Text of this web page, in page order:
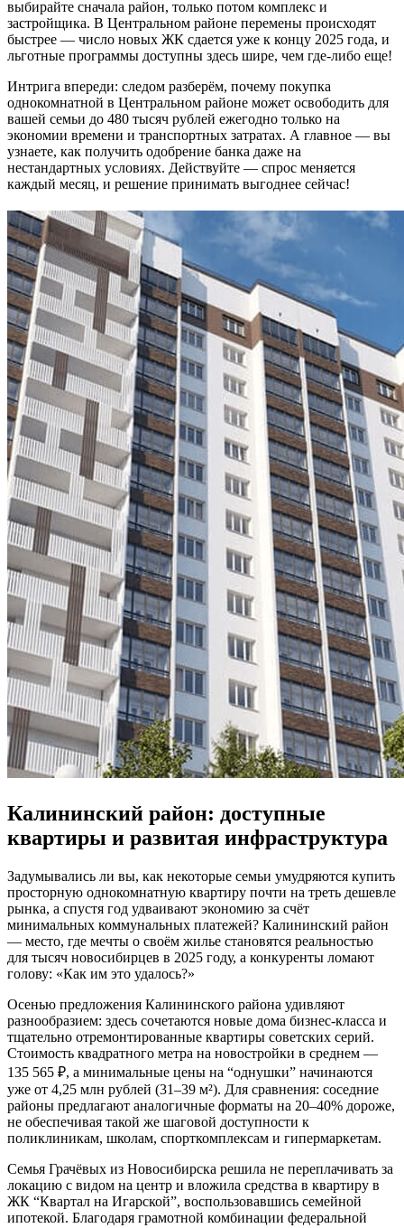
выбирайте сначала район, только потом комплекс и
застройщика. В Центральном районе перемены происходят
быстрее — число новых ЖК сдается уже к концу 2025 года, и
льготные программы доступны здесь шире, чем где-либо еще!
Интрига впереди: следом разберём, почему покупка
однокомнатной в Центральном районе может освободить для
вашей семьи до 480 тысяч рублей ежегодно только на
экономии времени и транспортных затратах. А главное — вы
узнаете, как получить одобрение банка даже на
нестандартных условиях. Действуйте — спрос меняется
каждый месяц, и решение принимать выгоднее сейчас!
Калининский район: доступные
квартиры и развитая инфраструктура
Задумывались ли вы, как некоторые семьи умудряются купить
просторную однокомнатную квартиру почти на треть дешевле
рынка, а спустя год удваивают экономию за счёт
минимальных коммунальных платежей? Калининский район
— место, где мечты о своём жилье становятся реальностью
для тысяч новосибирцев в 2025 году, а конкуренты ломают
голову: «Как им это удалось?»
Осенью предложения Калининского района удивляют
разнообразием: здесь сочетаются новые дома бизнес-класса и
тщательно отремонтированные квартиры советских серий.
Стоимость квадратного метра на новостройки в среднем —
135 565 ₽, а минимальные цены на “однушки” начинаются
уже от 4,25 млн рублей (31–39 м²). Для сравнения: соседние
районы предлагают аналогичные форматы на 20–40% дороже,
не обеспечивая такой же шаговой доступности к
поликлиникам, школам, спорткомплексам и гипермаркетам.
Семья Грачёвых из Новосибирска решила не переплачивать за
локацию с видом на центр и вложила средства в квартиру в
ЖК “Квартал на Игарской”, воспользовавшись семейной
ипотекой. Благодаря грамотной комбинации федеральной